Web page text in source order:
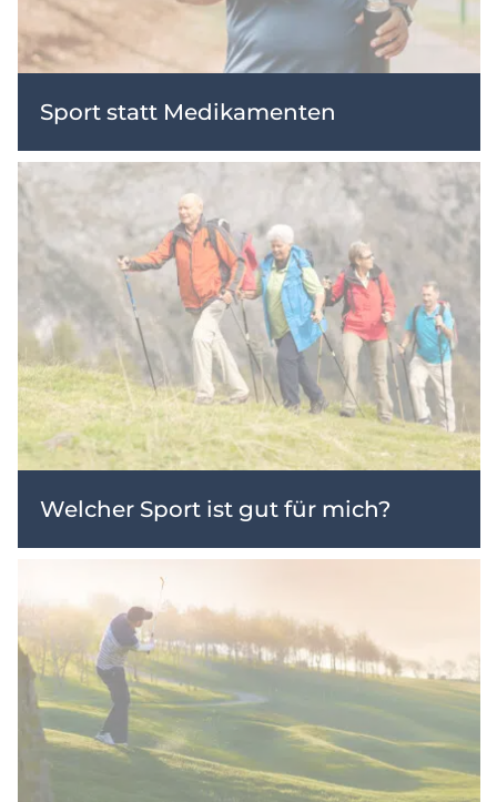
Sport statt Medikamenten
Welcher Sport ist gut für mich?